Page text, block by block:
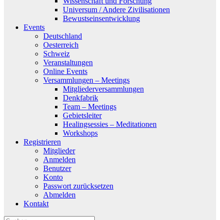
Universum / Andere Zivilisationen
Bewustseinsentwicklung
Events
Deutschland
Oesterreich
Schweiz
Veranstaltungen
Online Events
Versammlungen – Meetings
Mitgliederversammlungen
Denkfabrik
Team – Meetings
Gebietsleiter
Healingsessies – Meditationen
Workshops
Registrieren
Mitglieder
Anmelden
Benutzer
Konto
Passwort zurücksetzen
Abmelden
Kontakt